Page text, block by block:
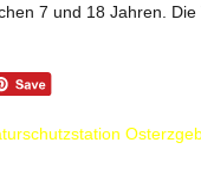
7 und 18 Jahren. Die